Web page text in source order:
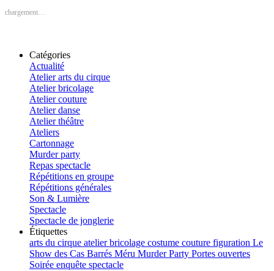
chargement…
Catégories
Actualité
Atelier arts du cirque
Atelier bricolage
Atelier couture
Atelier danse
Atelier théâtre
Ateliers
Cartonnage
Murder party
Repas spectacle
Répétitions en groupe
Répétitions générales
Son & Lumière
Spectacle
Spectacle de jonglerie
Étiquettes
arts du cirque atelierbricolage costume couture figuration Le
Show des Cas Barrés Méru Murder Party Portes ouvertes
Soirée enquête spectacle